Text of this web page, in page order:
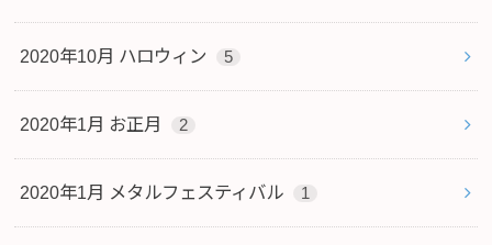
2020年10月 ハロウィン 5
2020年1月 お正月 2
2020年1月 メタルフェスティバル 1